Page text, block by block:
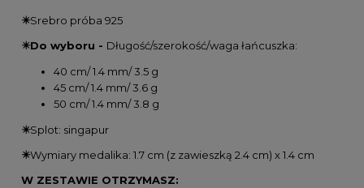
✴️Srebro próba 925
✴️Do wyboru - Długość/szerokość/waga łańcuszka:
40 cm/ 1.4 mm/ 3.5 g
45 cm/ 1.4 mm/ 3.6 g
50 cm/ 1.4 mm/ 3.8 g
✴️Splot: singapur
✴️Wymiary medalika: 1.7 cm (z zawieszką 2.4 cm) x 1.4 cm
W ZESTAWIE OTRZYMASZ: